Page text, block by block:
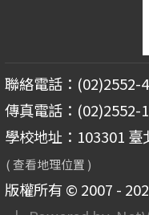
聯絡電話：(02)2552-
傳真電話：(02)2552-
學校地址：103301
( 查看地理位置 )
版權所有 © 2007 -